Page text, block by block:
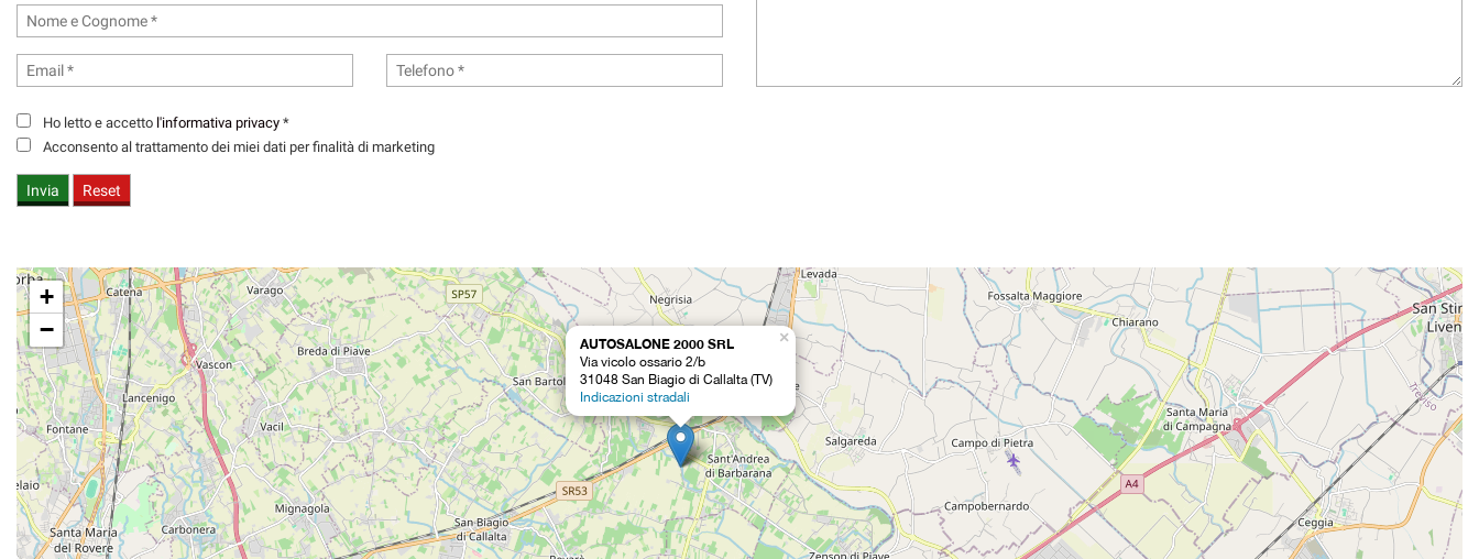
Ho letto e accetto l'informativa privacy *
Acconsento al trattamento dei miei dati per finalità di marketing
AUTOSALONE 2000 SRL
Via vicolo ossario 2/b
31048 San Biagio di Callalta (TV)
Indicazioni stradali
×
+
−